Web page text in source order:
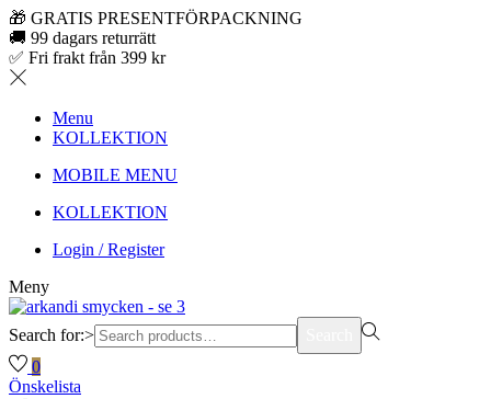
🎁 GRATIS PRESENTFÖRPACKNING
🚚 99 dagars returrätt
✅ Fri frakt från 399 kr
Menu
KOLLEKTION
MOBILE MENU
KOLLEKTION
Login / Register
Meny
Search for:>
0
Önskelista